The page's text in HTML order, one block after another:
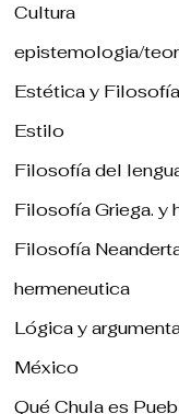
Cultura
epistemologia/
Estética y
Estilo
Filosofía del
Filosofía Griega. y
Filosofía
hermeneutica
Lógica y
México
Qué Chula es